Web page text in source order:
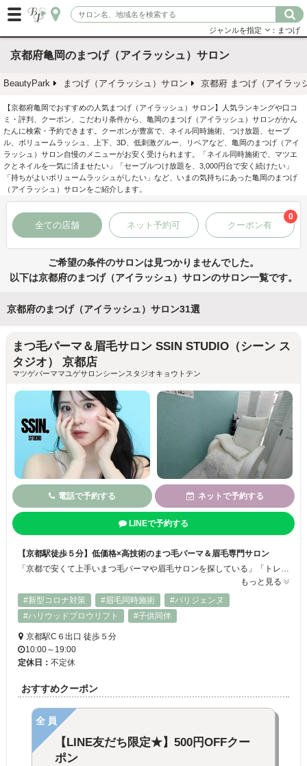
ジャンルを指定 ：まつげ
京都府亀岡のまつげ（アイラッシュ）サロン
BeautyPark まつげ（アイラッシュ）サロン 京都府 まつげ（アイラッ
【京都府亀岡でおすすめの人気まつげ（アイラッシュ）サロン】人気ランキングや口コ
ミ・評判、クーポン、こだわり条件から、亀岡のまつげ（アイラッシュ）サロンがかん
たんに検索・予約できます。クーポンが豊富で、ネイル同時施術、つけ放題、セーブ
ル、ボリュームラッシュ、上下、3D、低刺激グルー、リペアなど、亀岡のまつげ（アイ
ラッシュ）サロン自慢のメニューがお安く受けられます。「ネイル同時施術で、マツエ
クとネイルを一気に済ませたい」「セーブルつけ放題を、3,000円台で安く続けたい」
「持ちがよいボリュームラッシュがしたい」など、いまの気持ちにあった亀岡のまつげ
（アイラッシュ）サロンをご紹介します。
全ての店舗 ネット予約可 クーポン有
0
ご希望の条件のサロンは見つかりませんでした。
以下は京都府のまつげ（アイラッシュ）サロンのサロン一覧です。
京都府のまつげ（アイラッシュ）サロン31選
まつ毛パーマ＆眉毛サロン SSIN STUDIO（シーン ス
タジオ） 京都店
マツゲパーママユゲサロンシーンスタジオキョウトテン
電話で予約する ネットで予約する
LINEで予約する
【京都駅徒歩５分】低価格×高技術のまつ毛パーマ＆眉毛専門サロン
「京都で安くて上手いまつ毛パーマや眉毛サロンを探している」「トレンドのハリウッドブロウリフトを受けてみたい」そんな方におすすめなのが、SSIN STUDIO 京都店。専門店ならではの豊富なデザインと確かな技術力で、あなたの“なりたい”を叶えるお手伝いをいたします◎
もっと見る
#新型コロナ対策
#眉毛同時施術
#パリジェンヌ
#ハリウッドブロウリフト
#子供同伴
京都駅C６出口 徒歩５分
10:00～19:00
定休日： 不定休
おすすめクーポン
全員
【LINE友だち限定★】500円OFFクー
ポン